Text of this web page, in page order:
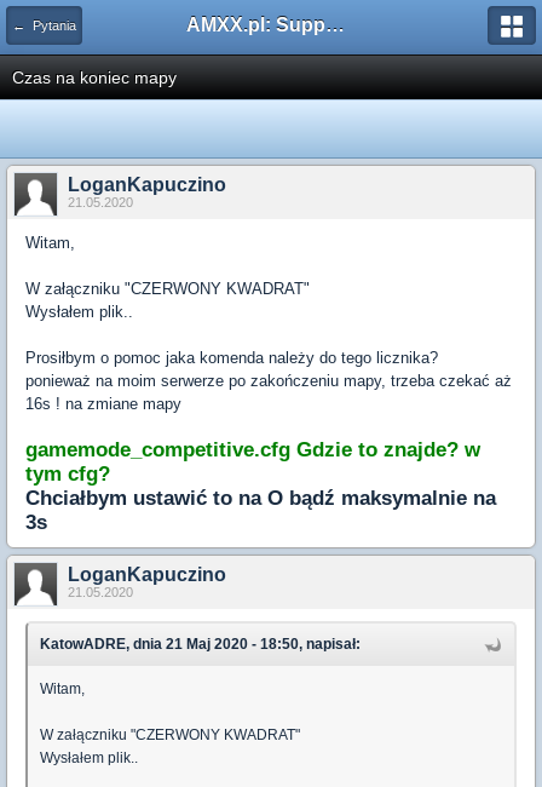
← Pytania AMXX.pl: Support AMX Mod X i SourceMod
Czas na koniec mapy
LoganKapuczino
21.05.2020
Witam,
W załączniku "CZERWONY KWADRAT"
Wysłałem plik..
Prosiłbym o pomoc jaka komenda należy do tego licznika?
ponieważ na moim serwerze po zakończeniu mapy, trzeba czekać aż
16s ! na zmiane mapy
gamemode_competitive.cfg Gdzie to znajde? w
tym cfg?
Chciałbym ustawić to na O bądź maksymalnie na
3s
LoganKapuczino
21.05.2020
KatowADRE, dnia 21 Maj 2020 - 18:50, napisał:
Witam,
W załączniku "CZERWONY KWADRAT"
Wysłałem plik..